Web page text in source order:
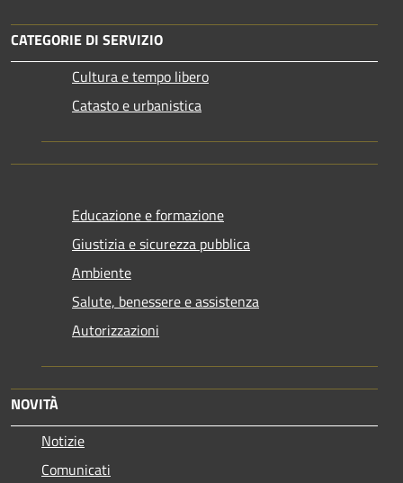
CATEGORIE DI SERVIZIO
Cultura e tempo libero
Catasto e urbanistica
Educazione e formazione
Giustizia e sicurezza pubblica
Ambiente
Salute, benessere e assistenza
Autorizzazioni
NOVITÀ
Notizie
Comunicati